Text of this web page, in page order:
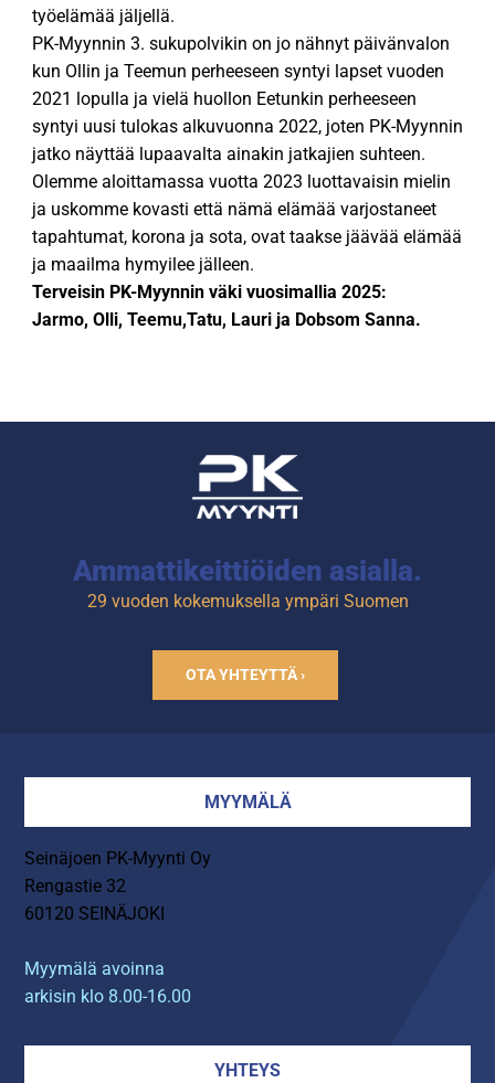
työelämää jäljellä.
PK-Myynnin 3. sukupolvikin on jo nähnyt päivänvalon
kun Ollin ja Teemun perheeseen syntyi lapset vuoden
2021 lopulla ja vielä huollon Eetunkin perheeseen
syntyi uusi tulokas alkuvuonna 2022, joten PK-Myynnin
jatko näyttää lupaavalta ainakin jatkajien suhteen.
Olemme aloittamassa vuotta 2023 luottavaisin mielin
ja uskomme kovasti että nämä elämää varjostaneet
tapahtumat, korona ja sota, ovat taakse jäävää elämää
ja maailma hymyilee jälleen.
Terveisin PK-Myynnin väki vuosimallia 2025:
Jarmo, Olli, Teemu,Tatu, Lauri ja Dobsom Sanna.
Ammattikeittiöiden asialla.
29 vuoden kokemuksella ympäri Suomen
OTA YHTEYTTÄ ›
MYYMÄLÄ
Seinäjoen PK-Myynti Oy
Rengastie 32
60120 SEINÄJOKI
Myymälä avoinna
arkisin klo 8.00-16.00
YHTEYS